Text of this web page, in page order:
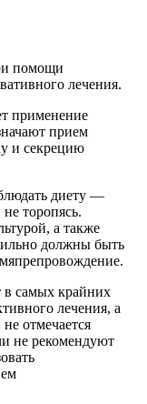
помощи
лечения.
применение
прием
и секрецию
диету —
торопясь.
а также
должны быть
в самых крайних
лечения, а
отмечается
не рекомендуют